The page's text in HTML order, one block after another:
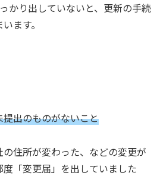
かり出していないと、更新の手続
ます。
出のものがないこと
住所が変わった、などの変更が
「変更届」を出していました